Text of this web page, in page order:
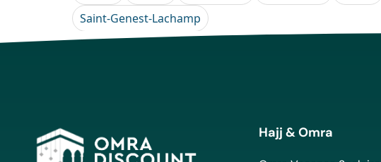
Saint-Genest-Lachamp
Hajj & Omra